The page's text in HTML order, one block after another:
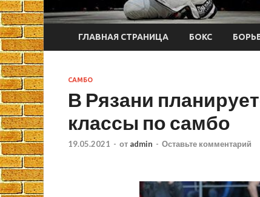
ГЛАВНАЯ СТРАНИЦА БОКС
САМБО
В Рязани
классы по самбо
19.05.2021 - от admin - Оставьте комментарий